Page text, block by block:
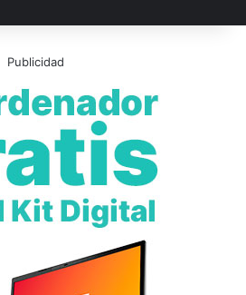
Publicidad